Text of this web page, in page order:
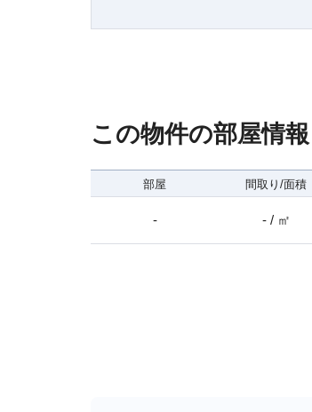
この物件の部屋情報
部屋 間取り/面積
- - / ㎡